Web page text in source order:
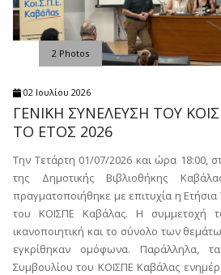
2 Photos
02 Ιουλίου 2026
ΓΕΝΙΚΗ ΣΥΝΕΛΕΥΣΗ ΤΟΥ
ΤΟ ΕΤΟΣ 2026
Την Τετάρτη 01/07/2026 και ώρα 18:00,
της Δημοτικής Βιβλιοθήκης
πραγματοποιήθηκε με επιτυχία η Ετήσια
του ΚΟΙΣΠΕ Καβάλας. Η συμμετοχή
ικανοποιητική και το σύνολο των
εγκρίθηκαν ομόφωνα. Παράλληλα,
Συμβουλίου του ΚΟΙΣΠΕ Καβάλας